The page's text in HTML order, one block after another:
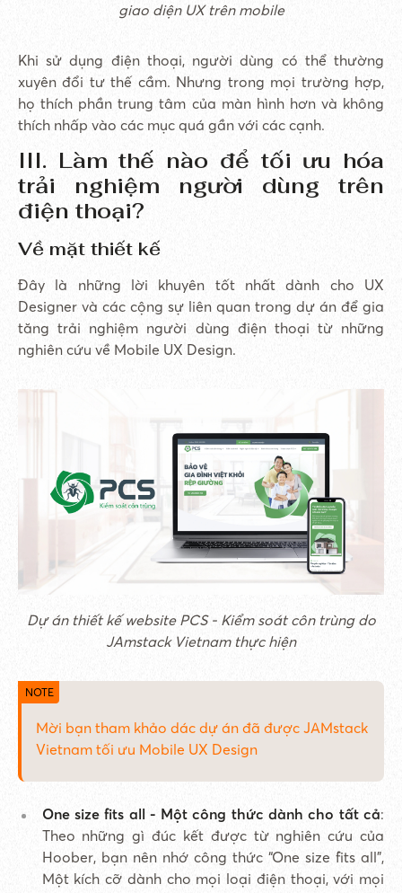
giao diện UX trên mobile
Khi sử dụng điện thoại, người dùng có thể thường
xuyên đổi tư thế cầm. Nhưng trong mọi trường hợp,
họ thích phần trung tâm của màn hình hơn và không
thích nhấp vào các mục quá gần với các cạnh.
III. Làm thế nào để tối ưu hóa
trải nghiệm người dùng trên
điện thoại?
Về mặt thiết kế
Đây là những lời khuyên tốt nhất dành cho UX
Designer và các cộng sự liên quan trong dự án để gia
tăng trải nghiệm người dùng điện thoại từ những
nghiên cứu về Mobile UX Design.
Dự án thiết kế website PCS - Kiểm soát côn trùng do
JAmstack Vietnam thực hiện
Mời bạn tham khảo dác dự án đã được JAMstack
Vietnam tối ưu Mobile UX Design
One size fits all - Một công thức dành cho tất cả:
Theo những gì đúc kết được từ nghiên cứu của
Hoober, bạn nên nhớ công thức “One size fits all”,
Một kích cỡ dành cho mọi loại điện thoại, với mọi